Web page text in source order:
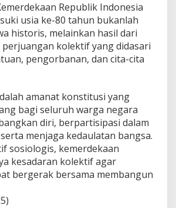
Republik Indonesia
usia ke-80 tahun bukanlah
historis, melainkan hasil dari
kolektif yang didasari
pengorbanan, dan cita-cita
amanat konstitusi yang
bagi seluruh warga negara
diri, berpartisipasi dalam
menjaga kedaulatan bangsa.
sosiologis, kemerdekaan
kesadaran kolektif agar
bergerak bersama membangun